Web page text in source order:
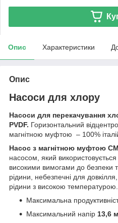
Опис Характеристики
Опис
Насоси для хлору
Насоси для перекачування
PVDF. Горизонтальний
магнітною муфтою – 100%
Насос з магнітною муфтою
насосом, який
високими вимогами до безпеки
рідини, небезпечні для
рідини з високою температурою.
Максимальна
Максимальний напір 13,6 м